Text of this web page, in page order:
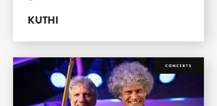
KUTHI
CONCERTS